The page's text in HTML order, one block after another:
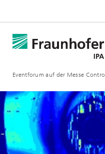
Eventforum auf der Messe Control